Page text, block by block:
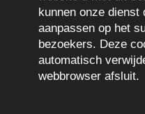
kunnen onze dienst
aanpassen op het
bezoekers. Deze
automatisch
webbrowser afsluit.